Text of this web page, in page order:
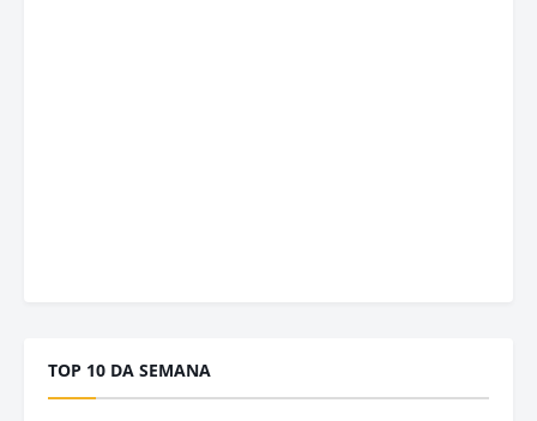
TOP 10 DA SEMANA